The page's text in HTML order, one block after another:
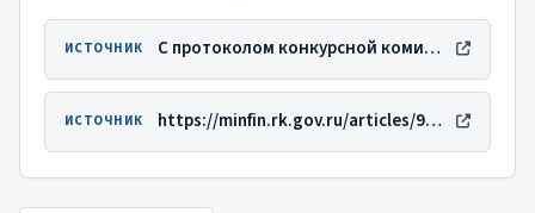
ИСТОЧНИК С протоколом конкурсной комиссии можно ознакомиться по этой ссылке.
ИСТОЧНИК https://minfin.rk.gov.ru/articles/938eb9fc-dce2-47c6-b15d-1b812486e9bb